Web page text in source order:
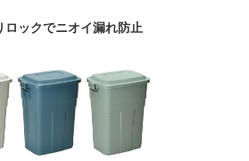
ロックでニオイ漏れ防止